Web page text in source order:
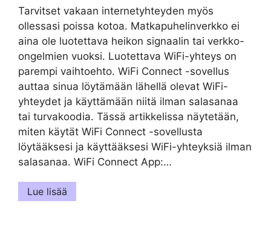
Tarvitset vakaan internetyhteyden myös
ollessasi poissa kotoa. Matkapuhelinverkko ei
aina ole luotettava heikon signaalin tai verkko-
ongelmien vuoksi. Luotettava WiFi-yhteys on
parempi vaihtoehto. WiFi Connect -sovellus
auttaa sinua löytämään lähellä olevat WiFi-
yhteydet ja käyttämään niitä ilman salasanaa
tai turvakoodia. Tässä artikkelissa näytetään,
miten käytät WiFi Connect -sovellusta
löytääksesi ja käyttääksesi WiFi-yhteyksiä ilman
salasanaa. WiFi Connect App:…
Lue lisää